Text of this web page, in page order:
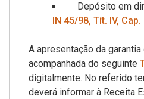
Depósito em
IN 45/98, Tít. IV,
A apresentação da
acompanhada do seguinte
digitalmente. No referido
deverá informar à Receita